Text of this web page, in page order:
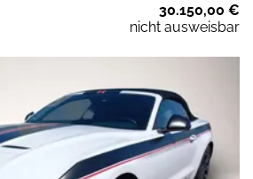
30.150,00 €
nicht ausweisbar